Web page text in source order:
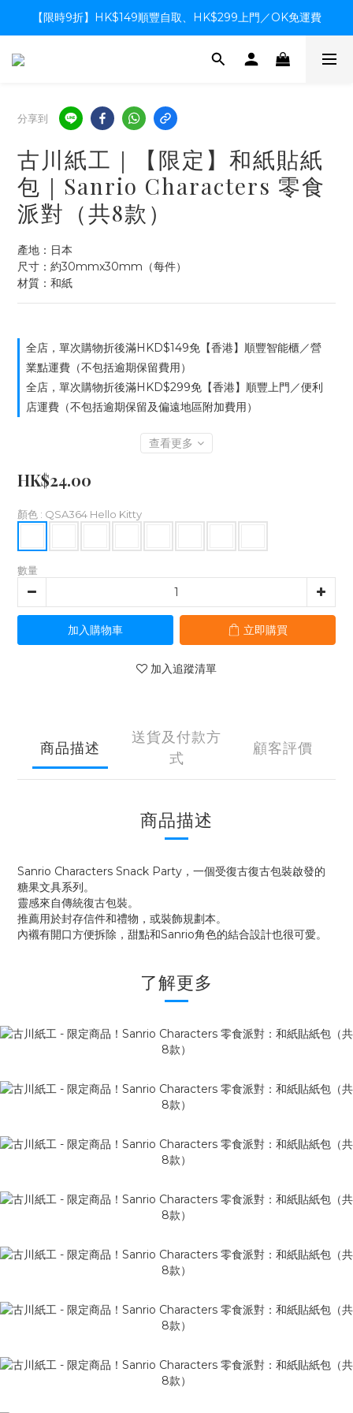
【限時9折】HK$149順豐自取、HK$299上門／OK免運費
【限時9折】HK$149順豐自取、HK$299上門／OK免運費
支付系統升級中，暫停信用卡支付至8月中，造成不便感謝諒解
分享到
古川紙工｜【限定】和紙貼紙
包｜Sanrio Characters 零食
派對（共8款）
產地：日本
尺寸：約30mmx30mm（每件）
材質：和紙
全店，單次購物折後滿HKD$149免【香港】順豐智能櫃／營
業點運費（不包括逾期保留費用）
全店，單次購物折後滿HKD$299免【香港】順豐上門／便利
店運費（不包括逾期保留及偏遠地區附加費用）
查看更多
HK$24.00
顏色 : QSA364 Hello Kitty
數量
加入購物車 立即購買
加入追蹤清單
商品描述
送貨及付款方
式
顧客評價
商品描述
Sanrio Characters Snack Party，一個受復古復古包裝啟發的
糖果文具系列。
靈感來自傳統復古包裝。
推薦用於封存信件和禮物，或裝飾規劃本。
內襯有開口方便拆除，甜點和Sanrio角色的結合設計也很可愛。
了解更多